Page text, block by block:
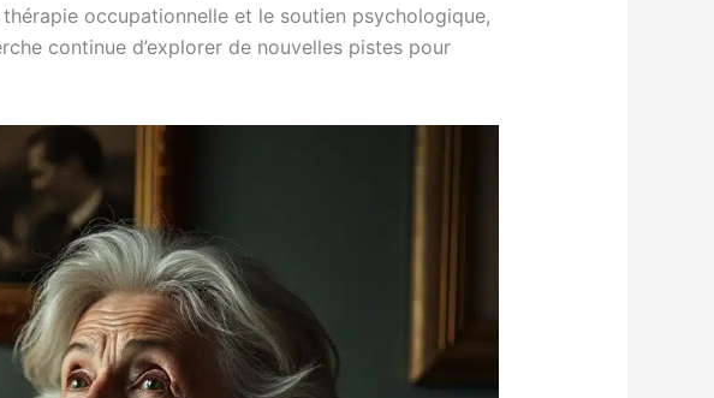
occupationnelle et le soutien psychologique,
continue d’explorer de nouvelles pistes pour